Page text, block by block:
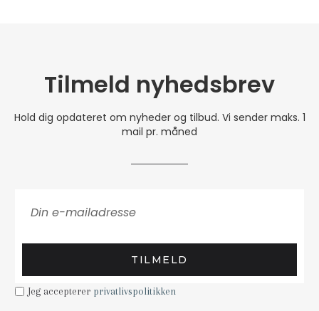
Tilmeld nyhedsbrev
Hold dig opdateret om nyheder og tilbud. Vi sender maks. 1
mail pr. måned
TILMELD
Jeg accepterer privatlivspolitikken